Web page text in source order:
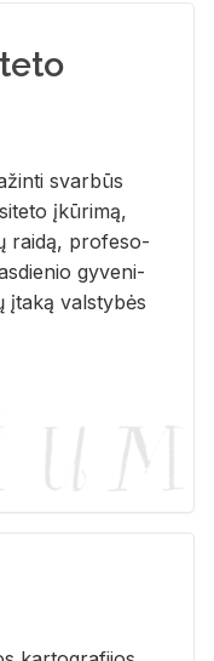
svar­būs
įkū­ri­mą,
rai­dą, pro­fe­so­
gy­ve­ni­
įta­ką vals­ty­bės